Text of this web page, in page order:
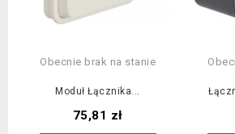
Obecnie brak na stanie
Moduł Łącznika...
Cena
75,81 zł